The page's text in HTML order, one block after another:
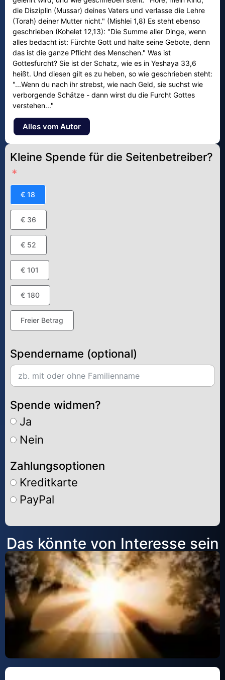
die Disziplin (Mussar) deines Vaters und verlasse die Lehre
(Torah) deiner Mutter nicht." (Mishlei 1,8) Es steht ebenso
geschrieben (Kohelet 12,13): "Die Summe aller Dinge, wenn
alles bedacht ist: Fürchte Gott und halte seine Gebote, denn
das ist die ganze Pflicht des Menschen." Was ist
Gottesfurcht? Sie ist der Schatz, wie es in Yeshaya 33,6
heißt. Und diesen gilt es zu heben, so wie geschrieben steht:
"...Wenn du nach ihr strebst, wie nach Geld, sie suchst wie
verborgende Schätze - dann wirst du die Furcht Gottes
verstehen..."
Alles vom Autor
Kleine Spende für die Seitenbetreiber?
€ 18
€ 36
€ 52
€ 101
€ 180
Freier Betrag
Spendername (optional)
Spende widmen?
Ja
Nein
Zahlungsoptionen
Kreditkarte
PayPal
Alternative:
Das könnte von Interesse sein
Der ‚Tikkun HaKlali‘ – Tehillim #41